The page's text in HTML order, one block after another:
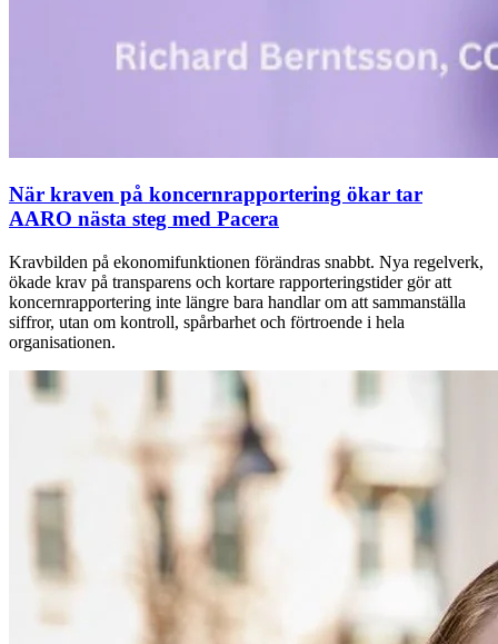
När kraven på koncernrapportering ökar tar
AARO nästa steg med Pacera
Kravbilden på ekonomifunktionen förändras snabbt. Nya regelverk,
ökade krav på transparens och kortare rapporteringstider gör att
koncernrapportering inte längre bara handlar om att sammanställa
siffror, utan om kontroll, spårbarhet och förtroende i hela
organisationen.